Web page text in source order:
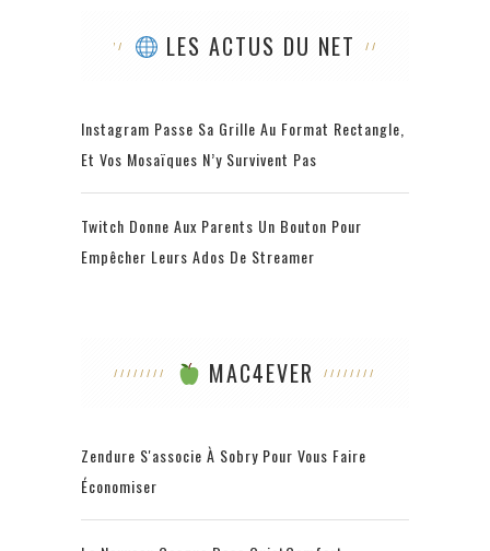
LES ACTUS DU NET
Instagram Passe Sa Grille Au Format Rectangle,
Et Vos Mosaïques N’y Survivent Pas
Twitch Donne Aux Parents Un Bouton Pour
Empêcher Leurs Ados De Streamer
MAC4EVER
Zendure S'associe À Sobry Pour Vous Faire
Économiser